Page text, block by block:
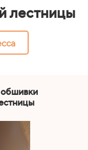
лестницы